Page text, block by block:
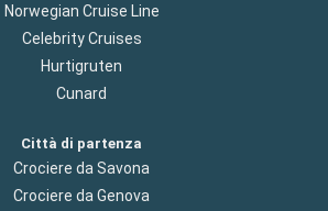
Norwegian Cruise Line
Celebrity Cruises
Hurtigruten
Cunard
Città di partenza
Crociere da Savona
Crociere da Genova